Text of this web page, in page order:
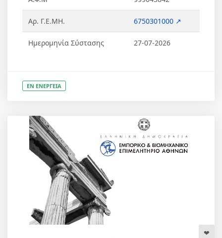
Αρ. Γ.Ε.ΜΗ. 6750301000 ↗
Ημερομηνία Σύστασης 27-07-2026
ΕΝ ΕΝΕΡΓΕΙΑ